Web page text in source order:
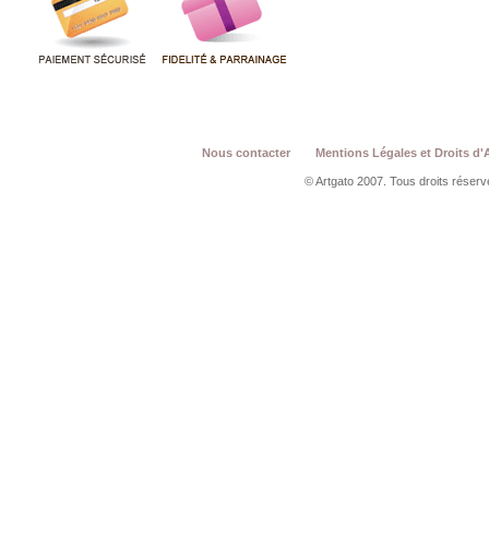
Nous contacter Mentions Légales et Droits
© Artgato 2007. Tous droits